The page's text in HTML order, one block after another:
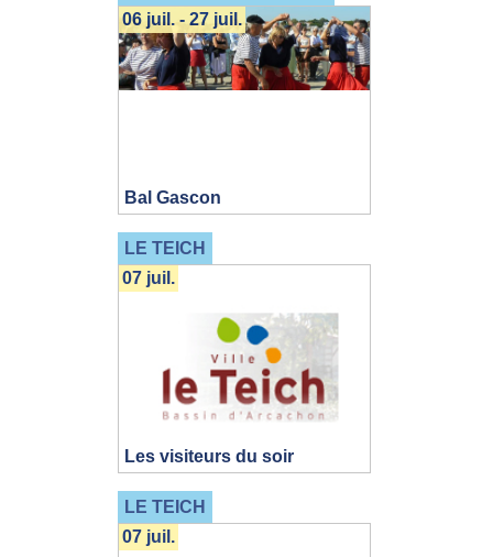
Bal Gascon
06 juil. - 27 juil.
LE TEICH
Les visiteurs du soir
07 juil.
LE TEICH
07 juil.